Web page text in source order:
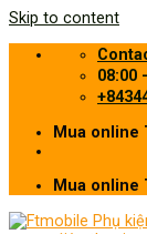
Skip to content
08:00
Mua online
Mua online